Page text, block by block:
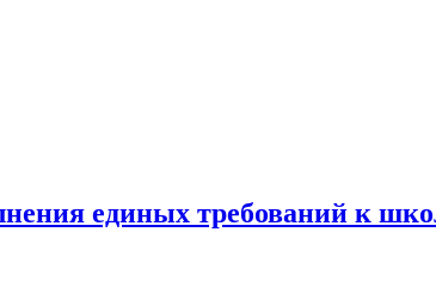
единых требований к